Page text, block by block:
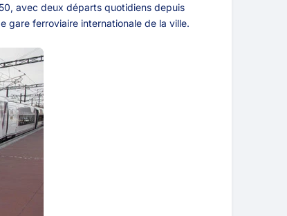
avec deux départs quotidiens depuis
gare ferroviaire internationale de la ville.